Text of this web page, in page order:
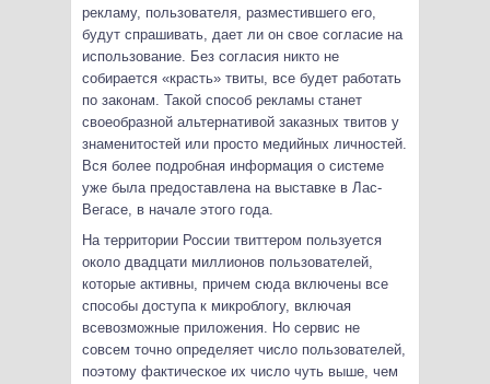
рекламу, пользователя, разместившего его,
будут спрашивать, дает ли он свое согласие на
использование. Без согласия никто не
собирается «красть» твиты, все будет работать
по законам. Такой способ рекламы станет
своеобразной альтернативой заказных твитов у
знаменитостей или просто медийных личностей.
Вся более подробная информация о системе
уже была предоставлена на выставке в Лас-
Вегасе, в начале этого года.
На территории России твиттером пользуется
около двадцати миллионов пользователей,
которые активны, причем сюда включены все
способы доступа к микроблогу, включая
всевозможные приложения. Но сервис не
совсем точно определяет число пользователей,
поэтому фактическое их число чуть выше, чем